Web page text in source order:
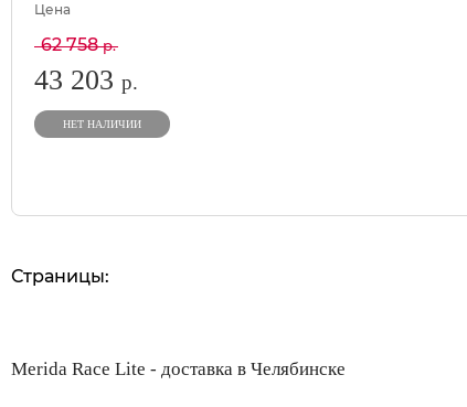
Цена
62 758р.
43 203 р.
НЕТ НАЛИЧИИ
Страницы:
Merida Race Lite - доставка в Челябинске